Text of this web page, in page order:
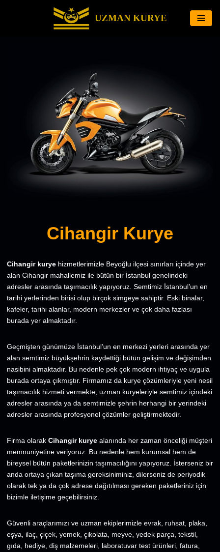
UZMAN KURYE
Cihangir Kurye
Cihangir kurye hizmetlerimizle Beyoğlu ilçesi sınırları içinde yer
alan Cihangir mahallemiz ile bütün bir İstanbul genelindeki
adresler arasında taşımacılık yapıyoruz. Semtimiz İstanbul’un en
tarihi yerlerinden birisi olup birçok simgeye sahiptir. Eski binalar,
kafeler, tarihi alanlar, modern merkezler ve çok daha fazlası
burada yer almaktadır.
Geçmişten günümüze İstanbul’un en merkezi yerleri arasında yer
alan semtimiz büyükşehrin kaydettiği bütün gelişim ve değişimden
nasibini almaktadır. Bu nedenle pek çok modern ihtiyaç ve uygula
burada ortaya çıkmıştır. Firmamız da kurye çözümleriyle yeni nesil
taşımacılık hizmeti vermekte, uzman kuryeleriyle semtimiz içindeki
adresler arasında ya da semtimizle şehrin herhangi bir yerindeki
adresler arasında profesyonel çözümler geliştirmektedir.
Firma olarak Cihangir kurye alanında her zaman önceliği müşteri
memnuniyetine veriyoruz. Bu nedenle hem kurumsal hem de
bireysel bütün paketlerinizin taşımacılığını yapıyoruz. İsterseniz bir
anda ortaya çıkan taşıma gereksiniminiz, dilerseniz de periyodik
olarak tek ya da çok adrese dağıtılması gereken paketleriniz için
bizimle iletişime geçebilirsiniz.
Güvenli araçlarımızı ve uzman ekiplerimizle evrak, ruhsat, plaka,
eşya, ilaç, çiçek, yemek, çikolata, meyve, yedek parça, tekstil,
gıda, hediye, diş malzemeleri, laboratuvar test ürünleri, fatura,